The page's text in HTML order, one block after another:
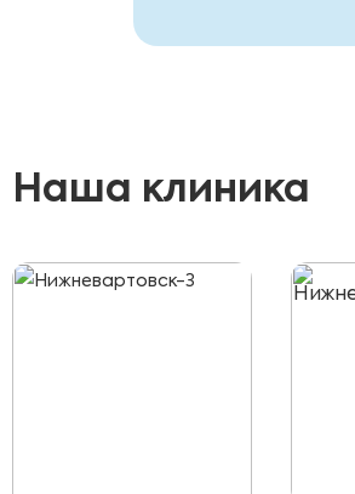
Наша клиника